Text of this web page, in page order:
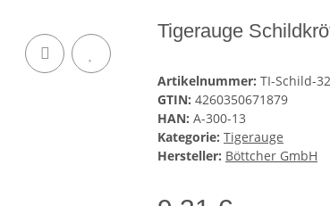
Tigerauge
Artikelnummer: TI-Schild-
GTIN: 4260350671879
HAN: A-300-13
Kategorie: Tigerauge
Hersteller: Böttcher GmbH